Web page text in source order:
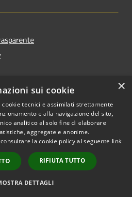
Copyright © 2026 • Comune di
Seniga • Powered by
Municipium•
Accesso
redazione
×
sui cookie
tecnici e assimilati strettamente
e alla navigazione del sito,
analitico al solo fine di elaborare
aggregate e anonime.
la cookie policy al seguente link
RIFIUTA TUTTO
DETTAGLI